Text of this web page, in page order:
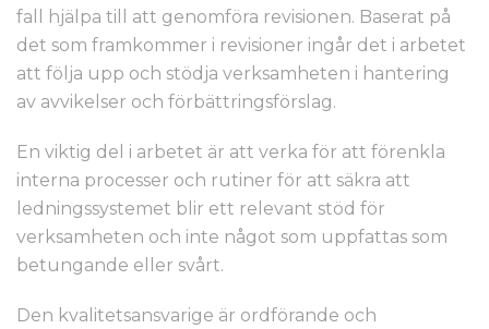
fall hjälpa till att genomföra revisionen. Baserat på
det som framkommer i revisioner ingår det i arbetet
att följa upp och stödja verksamheten i hantering
av avvikelser och förbättringsförslag.
En viktig del i arbetet är att verka för att förenkla
interna processer och rutiner för att säkra att
ledningssystemet blir ett relevant stöd för
verksamheten och inte något som uppfattas som
betungande eller svårt.
Den kvalitetsansvarige är ordförande och